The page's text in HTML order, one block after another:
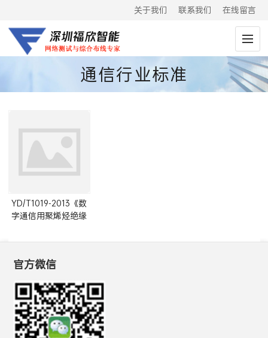
关于我们 联系我们 在线留言
通信行业标准
YD/T1019-2013《数
字通信用聚烯烃绝缘
版PDF
官方微信